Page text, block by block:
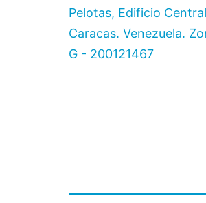
Pelotas, Edificio
Caracas. Venezuela.
G - 200121467